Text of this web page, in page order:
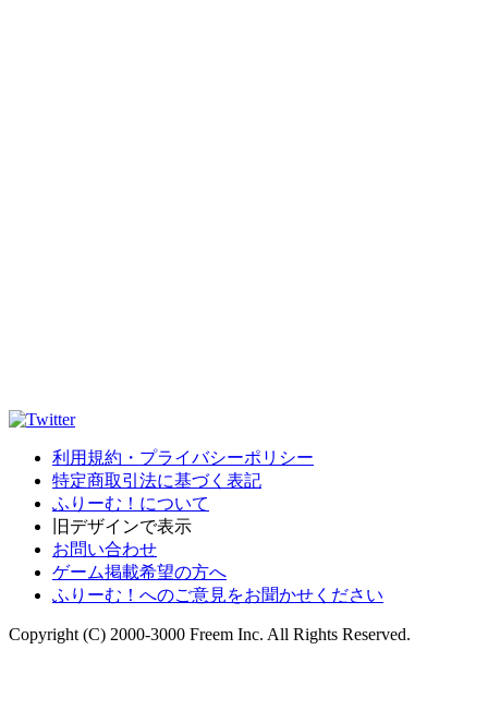
利用規約・プライバシーポリシー
特定商取引法に基づく表記
ふりーむ！について
旧デザインで表示
お問い合わせ
ゲーム掲載希望の方へ
ふりーむ！へのご意見をお聞かせください
Copyright (C) 2000-3000 Freem Inc. All Rights Reserved.